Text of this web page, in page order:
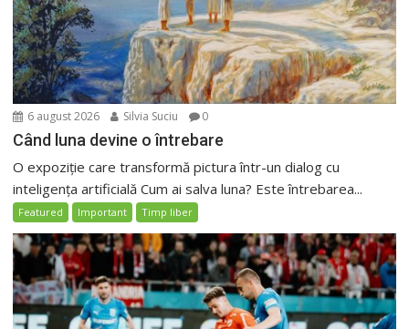
6 august 2026 Silvia Suciu 0
Când luna devine o întrebare
O expoziție care transformă pictura într-un dialog cu
inteligența artificială Cum ai salva luna? Este întrebarea...
Featured Important Timp liber